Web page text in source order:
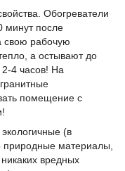
Обогреватели
минут после
свою рабочую
а остывают до
4 часов! На
помещение с
(в
природные материалы,
вредных